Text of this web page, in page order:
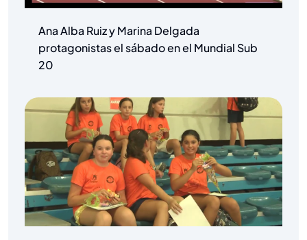
Ana Alba Ruiz y Marina Delgada
protagonistas el sábado en el Mundial Sub
20